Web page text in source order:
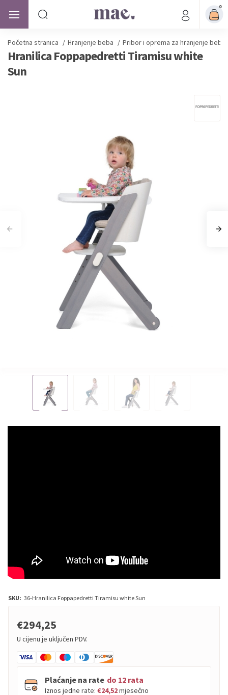
0
Početna stranica / Hranjenje beba / Pribor i oprema za hranjenje beba
Hranilica Foppapedretti Tiramisu white
Sun
SKU: 36-Hranilica Foppapedretti Tiramisu white Sun
€294,25
U cijenu je uključen PDV.
Plaćanje na rate do 12 rata
Iznos jedne rate: €24,52mjesečno